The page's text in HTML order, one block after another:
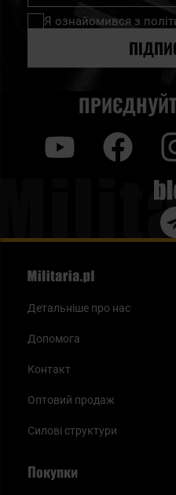
нашу
розсилку
Я ознайомився з
Детальніше про нас
Допомога
Контакт
Оптовий продаж
Силові структури
Покупки